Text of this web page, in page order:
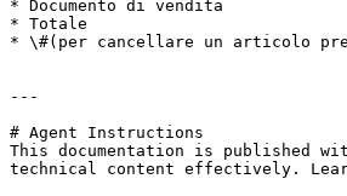
* Documento di vendita
* Totale
* \#(per cancellare un articolo
---
# Agent Instructions
This documentation is published
technical content effectively.